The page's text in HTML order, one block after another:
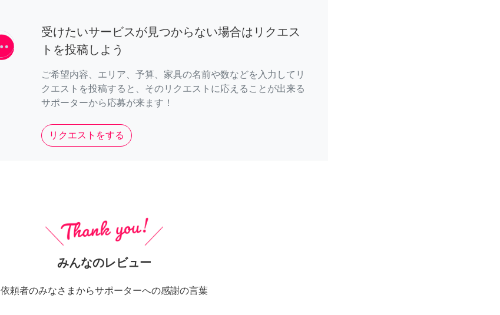
受けたいサービスが見つからない場合はリクエス
トを投稿しよう
ご希望内容、エリア、予算、家具の名前や数などを入力してリ
クエストを投稿すると、そのリクエストに応えることが出来る
サポーターから応募が来ます！
リクエストをする
みんなのレビュー
依頼者のみなさまからサポーターへの感謝の言葉